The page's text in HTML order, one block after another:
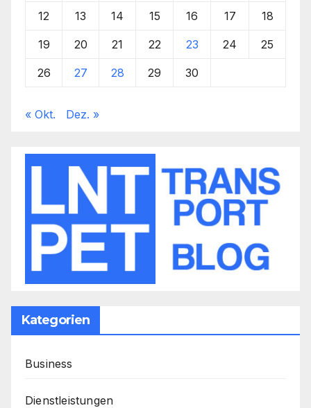
12 13 14 15 16 17 18
19 20 21 22 23 24 25
26 27 28 29 30
« Okt. Dez. »
Kategorien
Business
Dienstleistungen